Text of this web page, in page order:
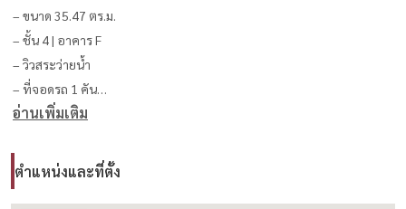
– ขนาด 35.47 ตร.ม.
– ชั้น 4 | อาคาร F
– วิวสระว่ายน้ำ
– ที่จอดรถ 1 คัน
– ห้องแต่งใหม่ พร้อมเข้าอยู่ทันที
– วิวสระ บรรยากาศน่าอยู่
อ่านเพิ่มเติม
ตำแหน่งและที่ตั้ง